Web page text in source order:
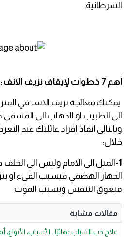
السرطانية.
أهم 7 خطوات لإيقاف نزيف الانف:
يمكنك معالجة نزيف الانف في
الى الطبيب او الذهاب الى المشفى
وبالتالي انقاذ افراد عائلتك عند
خلال:
1- الميل الى الامام وليس الى الخلف
الجهاز الهضمي فيسبب القيء او
فيعوق التنفس ويسبب الموت
مقالات مشابة
علاج حب الشباب نهائيًا.. الأسباب،